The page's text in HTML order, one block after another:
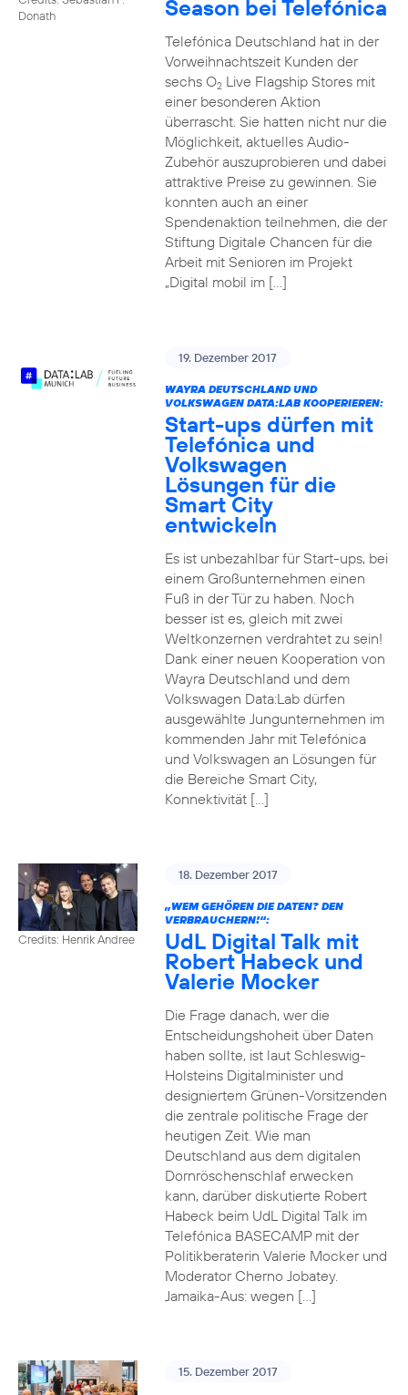
Donath
Season bei Telefónica
Telefónica Deutschland hat in der
Vorweihnachtszeit Kunden der
sechs O2Live Flagship Stores mit
einer besonderen Aktion
überrascht. Sie hatten nicht nur die
Möglichkeit, aktuelles Audio-
Zubehör auszuprobieren und dabei
attraktive Preise zu gewinnen. Sie
konnten auch an einer
Spendenaktion teilnehmen, die der
Stiftung Digitale Chancen für die
Arbeit mit Senioren im Projekt
„Digital mobil im […]
19. Dezember 2017
WAYRA DEUTSCHLAND UND
VOLKSWAGEN DATA:LAB KOOPERIEREN:
Start-ups dürfen mit
Telefónica und
Volkswagen
Lösungen für die
Smart City
entwickeln
Es ist unbezahlbar für Start-ups, bei
einem Großunternehmen einen
Fuß in der Tür zu haben. Noch
besser ist es, gleich mit zwei
Weltkonzernen verdrahtet zu sein!
Dank einer neuen Kooperation von
Wayra Deutschland und dem
Volkswagen Data:Lab dürfen
ausgewählte Jungunternehmen im
kommenden Jahr mit Telefónica
und Volkswagen an Lösungen für
die Bereiche Smart City,
Konnektivität […]
Credits: Henrik Andree
18. Dezember 2017
„WEM GEHÖREN DIE DATEN? DEN
VERBRAUCHERN!“:
UdL Digital Talk mit
Robert Habeck und
Valerie Mocker
Die Frage danach, wer die
Entscheidungshoheit über Daten
haben sollte, ist laut Schleswig-
Holsteins Digitalminister und
designiertem Grünen-Vorsitzenden
die zentrale politische Frage der
heutigen Zeit. Wie man
Deutschland aus dem digitalen
Dornröschenschlaf erwecken
kann, darüber diskutierte Robert
Habeck beim UdL Digital Talk im
Telefónica BASECAMP mit der
Politikberaterin Valerie Mocker und
Moderator Cherno Jobatey.
Jamaika-Aus: wegen […]
15. Dezember 2017